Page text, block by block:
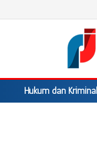
Hukum dan Kriminal